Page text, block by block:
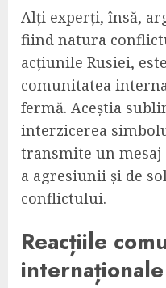
Alți experți, însă,
fiind natura
acțiunile Rusiei,
comunitatea
fermă. Aceștia
interzicerea
transmite un
a agresiunii și de
conflictului.
Reacțiile
internaționale